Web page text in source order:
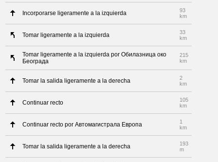
Incorporarse ligeramente a la izquierda
93
km
Tomar ligeramente a la izquierda
33
km
Tomar ligeramente a la izquierda por Обилазница око
Београда
215
km
Tomar la salida ligeramente a la derecha
2
km
Continuar recto
105
km
Continuar recto por Автомагистрала Европа
1
km
Tomar la salida ligeramente a la derecha
193
m